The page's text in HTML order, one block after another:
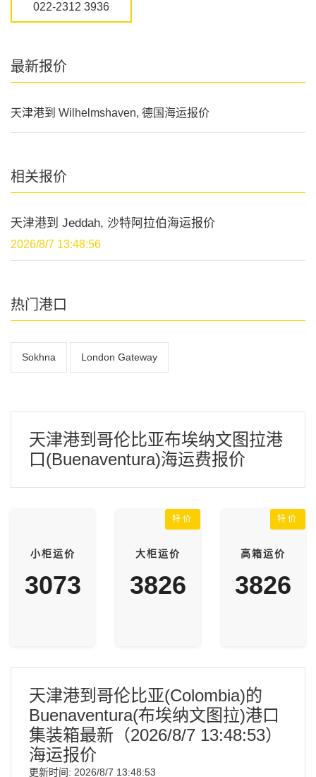
022-2312 3936
最新报价
天津港到 Wilhelmshaven, 德国海运报价
相关报价
天津港到 Jeddah, 沙特阿拉伯海运报价
2026/8/7 13:48:56
热门港口
Sokhna London Gateway
天津港到哥伦比亚布埃纳文图拉港
口(Buenaventura)海运费报价
小柜运价
3073
特价
大柜运价
3826
特价
高箱运价
3826
天津港到哥伦比亚(Colombia)的
Buenaventura(布埃纳文图拉)港口
集装箱最新（2026/8/7 13:48:53）
海运报价
更新时间: 2026/8/7 13:48:53